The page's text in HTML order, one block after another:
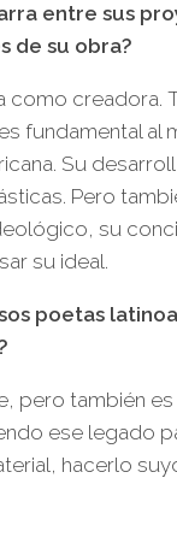
entre sus
de su obra?
como creadora.
fundamental al
Su
Pero
su
su ideal.
poetas
pero también
ese legado
hacerlo